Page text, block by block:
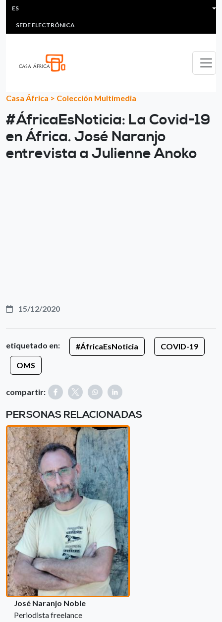
Pasar al contenido principal
HEADER MENU
MULTIMEDIA
SEDE ELECTRÓNICA
ES
Casa África > Colección Multimedia
#ÁfricaEsNoticia: La Covid-19
en África. José Naranjo
entrevista a Julienne Anoko
15/12/2020
etiquetado en: #ÁfricaEsNoticia
COVID-19
OMS
compartir:
PERSONAS RELACIONADAS
José Naranjo Noble
Periodista freelance